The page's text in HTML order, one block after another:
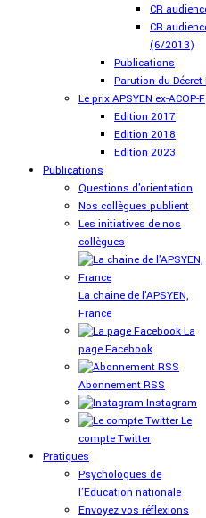
CR
CR
(6/2013)
Publications
Parution du Décret
Le prix APSYEN ex-ACOP-F
Edition 2017
Edition 2018
Edition 2023
Publications
Questions d'orientation
Nos collègues publient
Les initiatives de nos
collègues
La chaine de l'APSYEN,
France
La
page Facebook
Abonnement RSS
Instagram
Le
compte Twitter
Pratiques
Psychologues de
l'Education nationale
Envoyez vos réflexions